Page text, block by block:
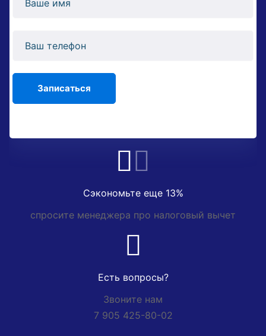
Сэкономьте еще 13%
спросите менеджера про налоговый вычет
Есть вопросы?
Звоните нам
7 905 425-80-02